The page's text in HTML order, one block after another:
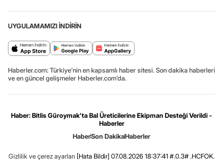
UYGULAMAMIZI İNDİRİN
Haberler.com: Türkiye’nin en kapsamlı haber sitesi. Son dakika haberleri
ve en güncel gelişmeler Haberler.com’da.
Haber: Bitlis Güroymak'ta Bal Üreticilerine Ekipman Desteği Verildi -
Haberler
HaberSon DakikaHaberler
Gizlilik ve çerez ayarları [Hata Bildir] 07.08.2026 18:37:41 #.0.3# .HCFOK.